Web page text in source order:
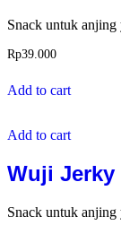
Snack untuk anjing
Rp39.000
Add to cart
Add to cart
Wuji Jerky
Snack untuk anjing